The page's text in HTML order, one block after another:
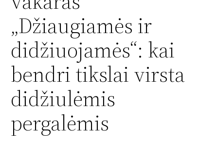
„Džiaugiamės ir
didžiuojamės“: kai
bendri tikslai virsta
didžiulėmis
pergalėmis